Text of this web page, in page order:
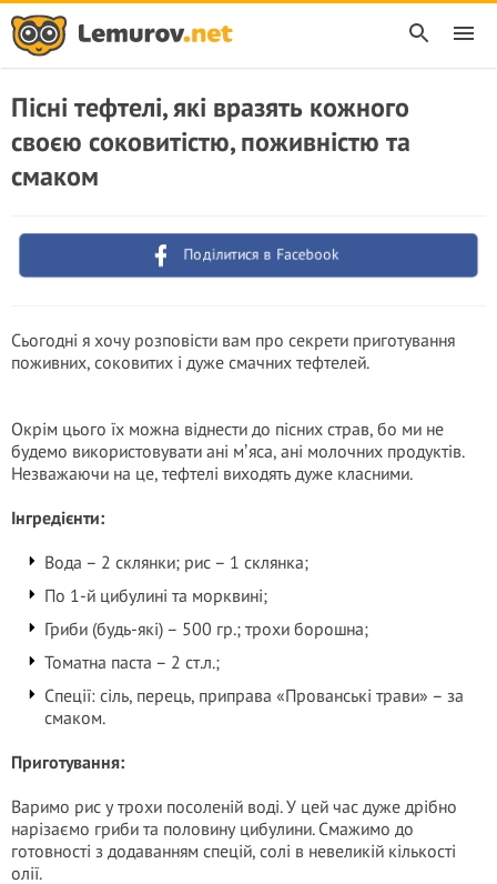
Пісні тефтелі, які вразять кожного
своєю соковитістю, поживністю та
смаком
Поділитися в Facebook
Сьогодні я хочу розповісти вам про секрети приготування
поживних, соковитих і дуже смачних тефтелей.
Окрім цього їх можна віднести до пісних страв, бо ми не
будемо використовувати ані мʼяса, ані молочних продуктів.
Незважаючи на це, тефтелі виходять дуже класними.
Інгредієнти:
Вода – 2 склянки; рис – 1 склянка;
По 1-й цибулині та морквині;
Гриби (будь-які) – 500 гр.; трохи борошна;
Томатна паста – 2 ст.л.;
Спеції: сіль, перець, приправа «Прованські трави» – за
смаком.
Приготування:
Варимо рис у трохи посоленій воді. У цей час дуже дрібно
нарізаємо гриби та половину цибулини. Смажимо до
готовності з додаванням спецій, солі в невеликій кількості
олії.